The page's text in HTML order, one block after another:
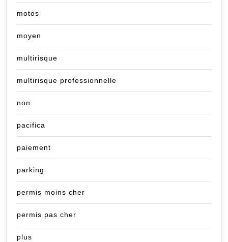
motos
moyen
multirisque
multirisque professionnelle
non
pacifica
paiement
parking
permis moins cher
permis pas cher
plus